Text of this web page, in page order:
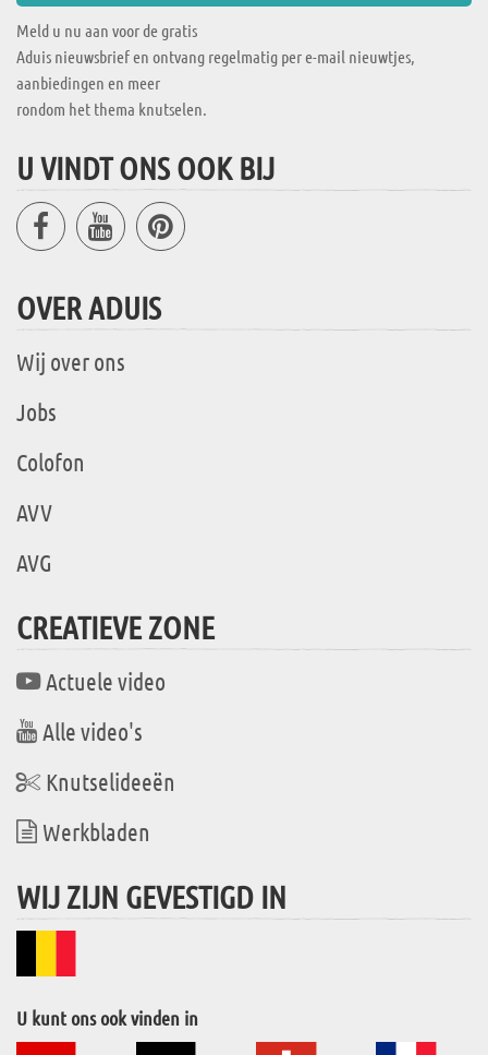
Meld u nu aan voor de gratis
Aduis nieuwsbrief en ontvang regelmatig per e-mail nieuwtjes,
aanbiedingen en meer
rondom het thema knutselen.
U VINDT ONS OOK BIJ
OVER ADUIS
Wij over ons
Jobs
Colofon
AVV
AVG
CREATIEVE ZONE
Actuele video
Alle video's
Knutselideeën
Werkbladen
WIJ ZIJN GEVESTIGD IN
U kunt ons ook vinden in